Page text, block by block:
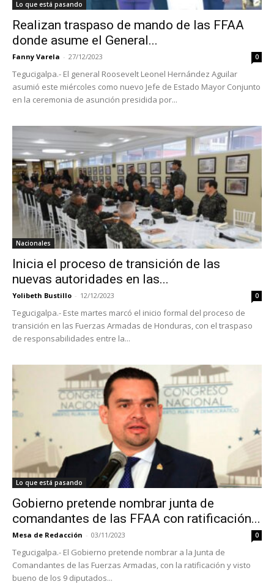
Lo que está pasando
Realizan traspaso de mando de las FFAA
donde asume el General...
Fanny Varela - 27/12/2023 0
Tegucigalpa.- El general Roosevelt Leonel Hernández Aguilar
asumió este miércoles como nuevo Jefe de Estado Mayor Conjunto
en la ceremonia de asunción presidida por...
Nacionales
Inicia el proceso de transición de las
nuevas autoridades en las...
Yolibeth Bustillo - 12/12/2023 0
Tegucigalpa.- Este martes marcó el inicio formal del proceso de
transición en las Fuerzas Armadas de Honduras, con el traspaso
de responsabilidades entre la...
Lo que está pasando
Gobierno pretende nombrar junta de
comandantes de las FFAA con ratificación...
Mesa de Redacción - 03/11/2023 0
Tegucigalpa.- El Gobierno pretende nombrar a la Junta de
Comandantes de las Fuerzas Armadas, con la ratificación y visto
bueno de los 9 diputados...